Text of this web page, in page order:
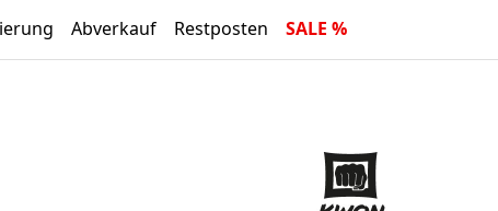
Abverkauf Restposten SALE %